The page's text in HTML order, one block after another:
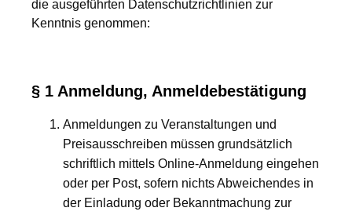
die ausgeführten Datenschutzrichtlinien zur
Kenntnis genommen:
§ 1 Anmeldung, Anmeldebestätigung
Anmeldungen zu Veranstaltungen und
Preisausschreiben müssen grundsätzlich
schriftlich mittels Online-Anmeldung eingehen
oder per Post, sofern nichts Abweichendes in
der Einladung oder Bekanntmachung zur